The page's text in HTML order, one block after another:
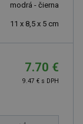
modrá - čierna
11 x 8,5 x 5 cm
7.70 €
9.47 € s DPH